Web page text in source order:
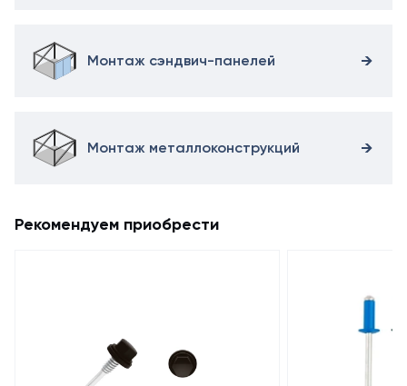
Монтаж сэндвич-панелей
Монтаж металлоконструкций
Рекомендуем приобрести